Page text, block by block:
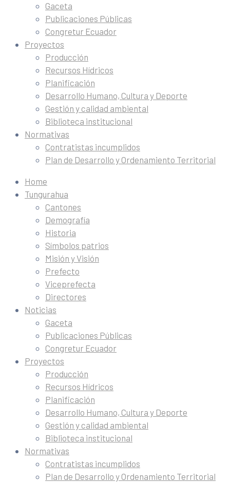
Gaceta
Publicaciones Públicas
Congretur Ecuador
Proyectos
Producción
Recursos Hídricos
Planificación
Desarrollo Humano, Cultura y Deporte
Gestión y calidad ambiental
Biblioteca institucional
Normativas
Contratistas incumplidos
Plan de Desarrollo y Ordenamiento Territorial
Home
Tungurahua
Cantones
Demografía
Historia
Símbolos patrios
Misión y Visión
Prefecto
Viceprefecta
Directores
Noticias
Gaceta
Publicaciones Públicas
Congretur Ecuador
Proyectos
Producción
Recursos Hídricos
Planificación
Desarrollo Humano, Cultura y Deporte
Gestión y calidad ambiental
Biblioteca institucional
Normativas
Contratistas incumplidos
Plan de Desarrollo y Ordenamiento Territorial